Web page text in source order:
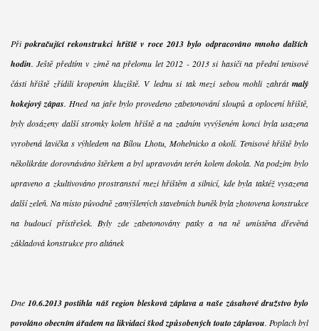
Připokračující rekonstrukci hřiště v roce 2013 bylo odpracováno mnoho dalších
hodin. Ještě předtím v zimě na přelomu let 2012 - 2013 si hasiči na přední tenisové
části hřiště zřídili kropením kluziště. V lednu si tak mezi sebou mohli zahrátmalý
hokejový zápas. Hned na jaře bylo provedeno zabetonování sloupů a oplocení hřiště,
byly dosázeny další stromky kolem hřiště a na zadním vyvýšeném konci byla usazena
vyrobená lavička s výhledem na Bílou Lhotu, Mohelnicko a okolí. Tenisové hřiště bylo
několikráte dorovnáváno štěrkem a byl upravován terén kolem dokola. Na podzim bylo
upraveno a zkultivováno prostranství mezi hřištěm a silnicí, kde byla taktéž vysazena
další zeleň. Na místo původně zamýšlených stavebních buněk byla zhotovena konstrukce
na budoucí přístřešek. Byly zde zabetonovány patky a na ně umístěna dřevěná
základová konstrukce pro altánek
Dne 10.6.2013 postihla náš region blesková záplava a naše zásahové družstvo bylo
povoláno obecním úřadem na likvidaci škod způsobených touto záplavou. Poplach byl